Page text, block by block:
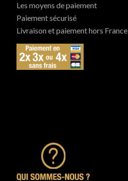
Les moyens de paiement
Paiement sécurisé
Livraison et paiement hors France